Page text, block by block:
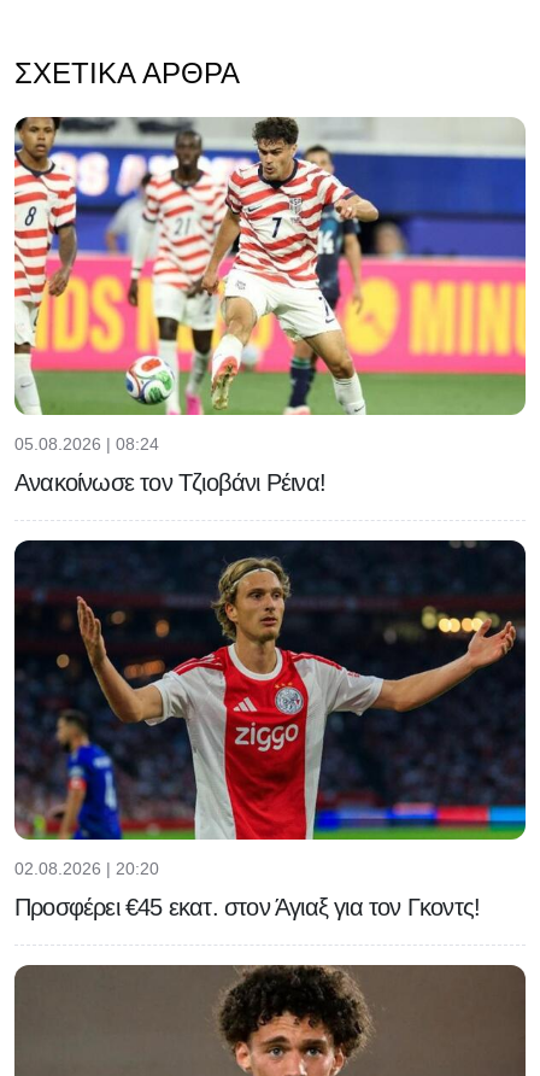
ΣΧΕΤΙΚΆ ΆΡΘΡΑ
05.08.2026 | 08:24
Ανακοίνωσε τον Τζιοβάνι Ρέινα!
02.08.2026 | 20:20
Προσφέρει €45 εκατ. στον Άγιαξ για τον Γκοντς!